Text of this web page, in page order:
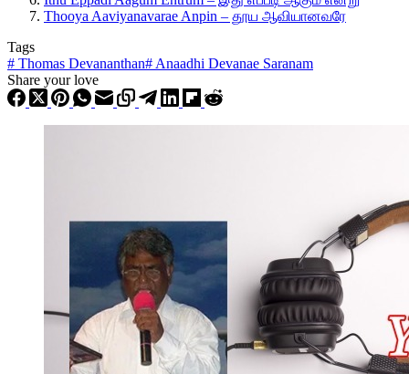
Thooya Aaviyanavarae Anpin – தூய ஆவியானவரே
Tags
# Thomas Devananthan# Anaadhi Devanae Saranam
Share your love